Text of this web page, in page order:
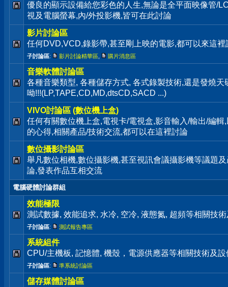
優良的顯示設備給您彩色的人生,無論是全平面映像管/
視及電腦螢幕,內/外投影機,皆可在此討論
影片討論區
任何DVD,VCD,錄影帶,甚至剛上映的電影,都可以來這裡
子討論區: 影片討論精華區 購片消息區
音樂軟體討論區
各種音樂類型, 各種儲存方式, 各式錄製技術,還是發燒
呦!!!(LP,TAPE,CD,MD,dtsCD,SACD ...)
VIVO討論區 (數位機上盒)
任何有關數位機上盒,電視卡/電視盒,影音輸入/輸出/編輯
的心得,相關產品/技術交流,都可以在這裡討論
數位攝影討論區
舉凡數位相機,數位攝影機,甚至視訊會議攝影機等議題
論,發表作品互相交流
電腦硬體討論群組
效能極限
測試數據, 效能追求, 水冷, 空冷, 液態氮, 超頻等相關技
子討論區: 測試報告專區
系統組件
CPU/主機板, 記憶體, 機殼，電源供應器等相關技術及
子討論區: 準系統討論區
儲存媒體討論區